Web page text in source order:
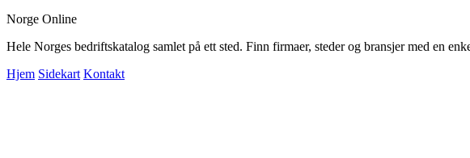
Norge Online
Hele Norges bedriftskatalog samlet på ett sted. Finn firmaer, steder og bransjer med en
Hjem Sidekart Kontakt